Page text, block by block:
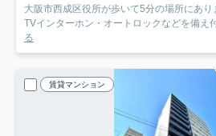
大阪市西成区役所が歩いて5分の場所にあり
TVインターホン・オートロックなどを備え
る
賃貸マンション